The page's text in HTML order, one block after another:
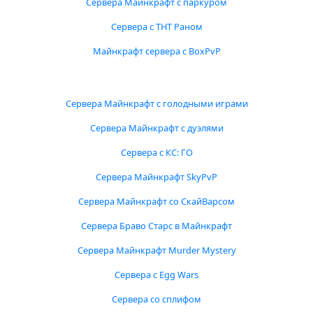
Сервера с ТНТ Раном
Майнкрафт сервера с BoxPvP
Сервера Майнкрафт с голодными играми
Сервера Майнкрафт с дуэлями
Сервера с КС: ГО
Сервера Майнкрафт SkyPvP
Сервера Майнкрафт со СкайВарсом
Сервера Браво Старс в Майнкрафт
Сервера Майнкрафт Murder Mystery
Сервера с Egg Wars
Сервера со сплифом